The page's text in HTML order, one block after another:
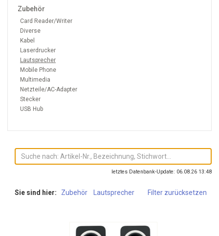
Zubehör
Card Reader/Writer
Diverse
Kabel
Laserdrucker
Lautsprecher
Mobile Phone
Multimedia
Netzteile/AC-Adapter
Stecker
USB Hub
letztes Datenbank-Update: 06.08.26 13:48
Sie sind hier: Zubehör Lautsprecher Filter zurücksetzen